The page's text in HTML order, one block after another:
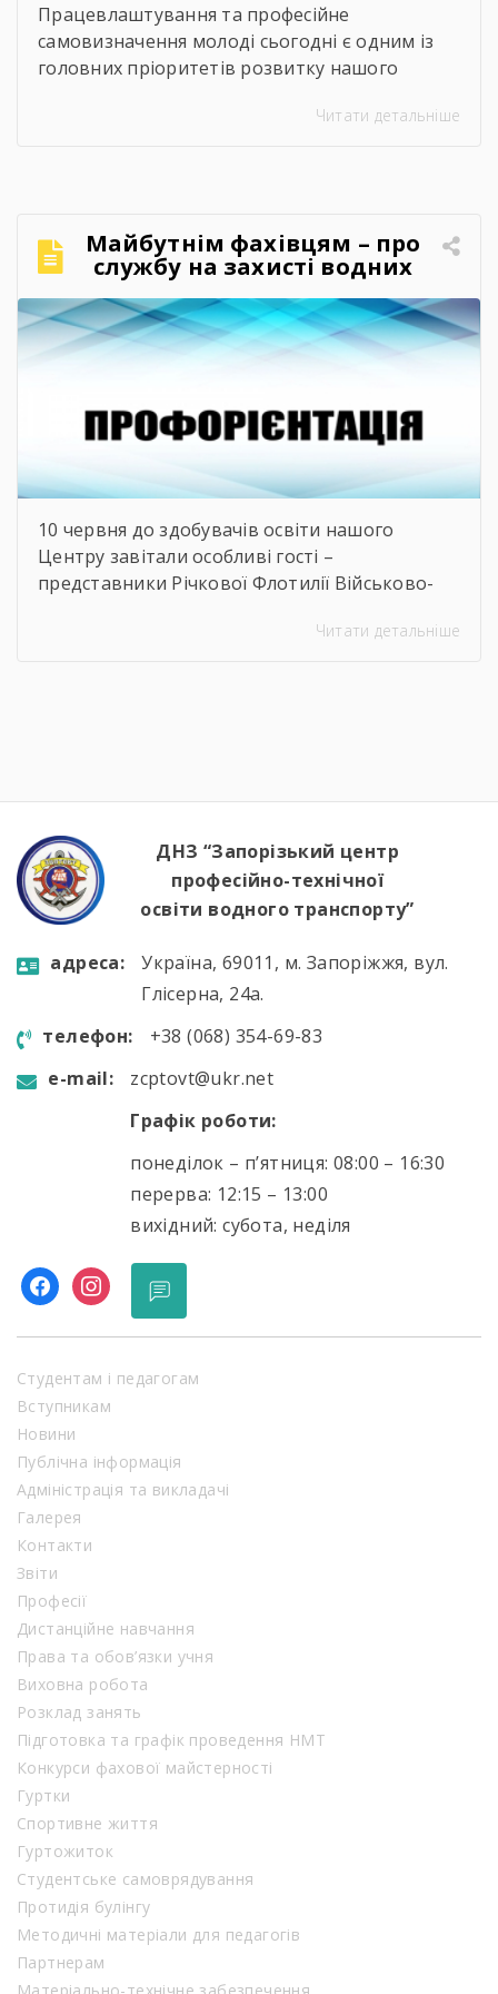
Працевлаштування та професійне
самовизначення молоді сьогодні є одним із
головних пріоритетів розвитку нашого
правила, потребуючи вмотивованих і
обрати, де знайти перше робоче місце та як
правильно налагодити контакт із майбутніми
роботодавцями. Саме з метою допомогти
молоді […]
Читати детальніше
Майбутнім фахівцям – про
службу на захисті водних
10 червня до здобувачів освіти нашого
Центру завітали особливі гості –
представники Річкової Флотилії Військово-
зустрічі студенти дізналися про особливості
загрозам;🔹 можливості професійного […]
Читати детальніше
ДНЗ “Запорізький центр
професійно-технічної
освіти водного транспорту”
aдресa:
Україна, 69011, м. Запоріжжя, вул.
Глісерна, 24а.
телефон:
+38 (068) 354-69-83
e-mail:
zcptovt@ukr.net
Графік роботи:
понеділок – п’ятниця: 08:00 – 16:30
перерва: 12:15 – 13:00
вихідний: субота, неділя
facebookinstagram
Студентам і педагогам
Вступникам
Новини
Публічна інформація
Адміністрація та викладачі
Галерея
Контакти
Звіти
Професії
Дистанційне навчання
Права та обов’язки учня
Виховна робота
Розклад занять
Підготовка та графік проведення НМТ
Конкурси фахової майстерності
Гуртки
Спортивне життя
Гуртожиток
Студентське самоврядування
Протидія булінгу
Методичні матеріали для педагогів
Партнерам
Матеріально-технічне забезпечення